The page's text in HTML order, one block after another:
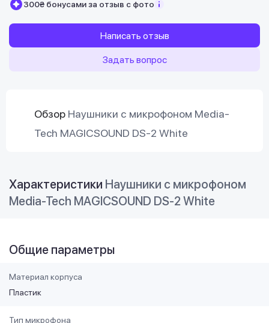
300₴ бонусами за отзыв с фото
Написать отзыв
Задать вопрос
Обзор Наушники с микрофоном Media-
Tech MAGICSOUND DS-2 White
Характеристики Наушники с микрофоном
Media-Tech MAGICSOUND DS-2 White
Общие параметры
Материал корпуса
Пластик
Тип микрофона